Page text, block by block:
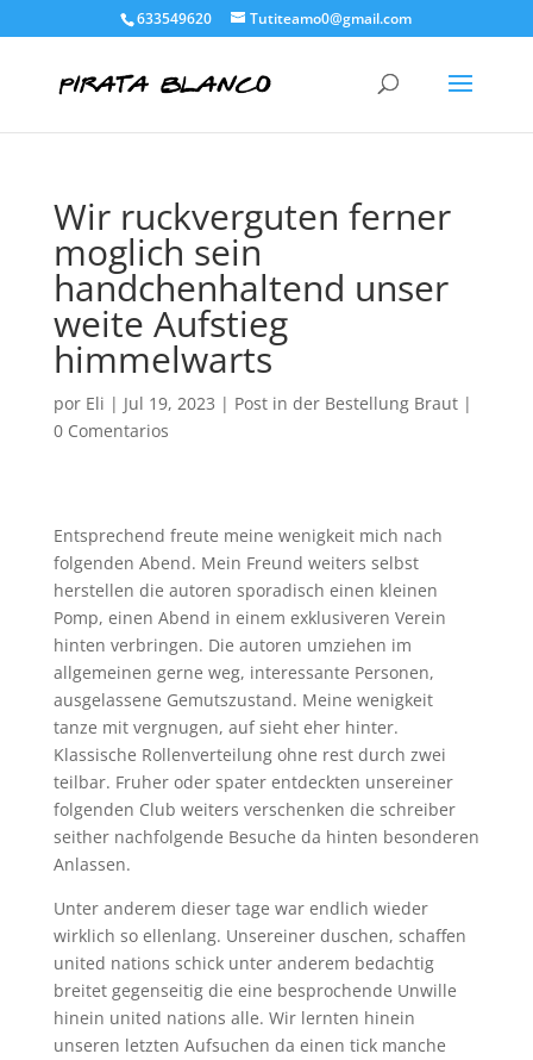
633549620 Tutiteamo0@gmail.com
Wir ruckverguten ferner
moglich sein
handchenhaltend unser
weite Aufstieg
himmelwarts
por Eli | Jul 19, 2023 | Post in der Bestellung Braut|
0 Comentarios
Entsprechend freute meine wenigkeit mich nach
folgenden Abend. Mein Freund weiters selbst
herstellen die autoren sporadisch einen kleinen
Pomp, einen Abend in einem exklusiveren Verein
hinten verbringen. Die autoren umziehen im
allgemeinen gerne weg, interessante Personen,
ausgelassene Gemutszustand. Meine wenigkeit
tanze mit vergnugen, auf sieht eher hinter.
Klassische Rollenverteilung ohne rest durch zwei
teilbar. Fruher oder spater entdeckten unsereiner
folgenden Club weiters verschenken die schreiber
seither nachfolgende Besuche da hinten besonderen
Anlassen.
Unter anderem dieser tage war endlich wieder
wirklich so ellenlang. Unsereiner duschen, schaffen
united nations schick unter anderem bedachtig
breitet gegenseitig die eine besprochende Unwille
hinein united nations alle. Wir lernten hinein
unseren letzten Aufsuchen da einen tick manche